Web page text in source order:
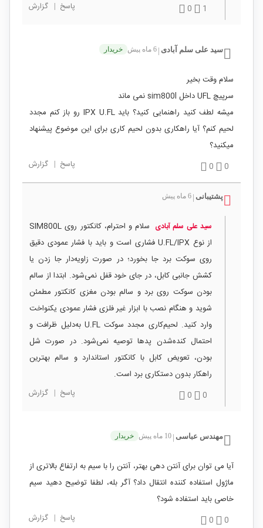
1
0 پاسخ | گزارش
سید علی سلم آبادی 6 ماه پیش خریدار
سلام وقت بخیر
سرپیچ UFL داخل sim800l نمی ماند
میشه لطف کنید راهنمایی کنید؟ باید IPX U.FL رو باز کنم مجدد
لحیم کنم؟ آیا راهکاری بدون لحیم کاری برای این موضوع پیشنهاد
میکنید؟
0
0 پاسخ | گزارش
پشتیبانی 6 ماه پیش
سید علی سلم آبادی
سلام و احترام، کانکتور روی SIM800L
از نوع U.FL/IPX فشاری است و باید با فشار عمودی دقیق
روی سوکت برد جا بخورد؛ در صورت زاویه‌دار جا زدن یا
کشش جانبی کابل، در جای خود قفل نمی‌شود. ابتدا از سالم
بودن سوکت روی برد و سالم بودن مغزی کانکتور مطمئن
شوید و هنگام نصب با ابزار غیر فلزی فشار عمودی یکنواخت
وارد کنید. لحیم‌کاری مجدد سوکت U.FL به‌دلیل ظرافت و
احتمال کنده‌شدن پدها توصیه نمی‌شود. در صورت شل
بودن، تعویض کابل با کانکتور استاندارد و سالم بهترین
راهکار بدون دستکاری برد است.
0
0 پاسخ | گزارش
مهندس عباسی 10 ماه پیش خریدار
آیا می توان برای آنتن دهی بهتر، آنتن را با سیم به ارتفاع بالاتری از
ماژول استفاده کننده انتقال داد؟ آگر بله، لطفا توضیح دهید سیم
خاصی باید استفاده شود؟
0
0 پاسخ | گزارش